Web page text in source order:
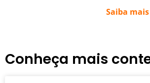
Saiba mais
Conheça mais